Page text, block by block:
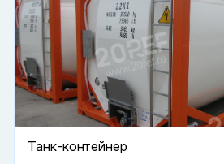
Танк-контейнер